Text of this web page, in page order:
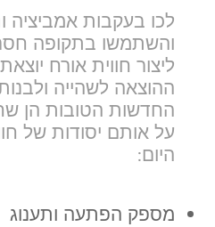
לכו בעקבות אמביציה
והשתמשו בתקופה
ליצור חווית אורח
ההוצאה לשהייה
החדשות הטובות הן
על אותם יסודות של
היום:
מספק הפתעה ותענוג